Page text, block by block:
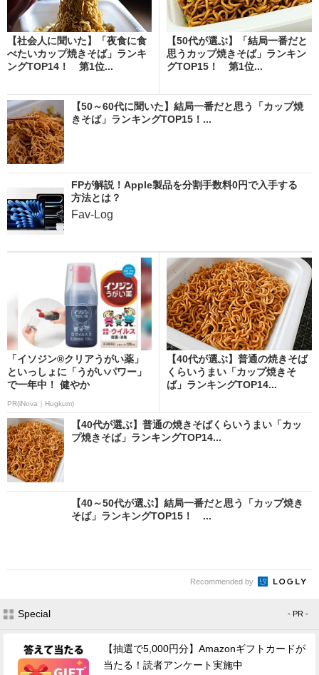
【社会人に聞いた】「夜食に食
べたいカップ焼きそば」ランキ
ングTOP14！ 第1位...
【50代が選ぶ】「結局一番だと
思うカップ焼きそば」ランキン
グTOP15！ 第1位...
【50～60代に聞いた】結局一番だと思う「カップ焼
きそば」ランキングTOP15！...
FPが解説！Apple製品を分割手数料0円で入手する
方法とは？
Fav-Log
「イソジン®クリアうがい薬」
といっしょに「うがいパワー」
で一年中！ 健やか
PR(iNova｜Hugkum)
【40代が選ぶ】普通の焼きそば
くらいうまい「カップ焼きそ
ば」ランキングTOP14...
【40代が選ぶ】普通の焼きそばくらいうまい「カッ
プ焼きそば」ランキングTOP14...
【40～50代が選ぶ】結局一番だと思う「カップ焼き
そば」ランキングTOP15！ ...
Recommended by
Special - PR -
【抽選で5,000円分】Amazonギフトカードが
当たる！読者アンケート実施中